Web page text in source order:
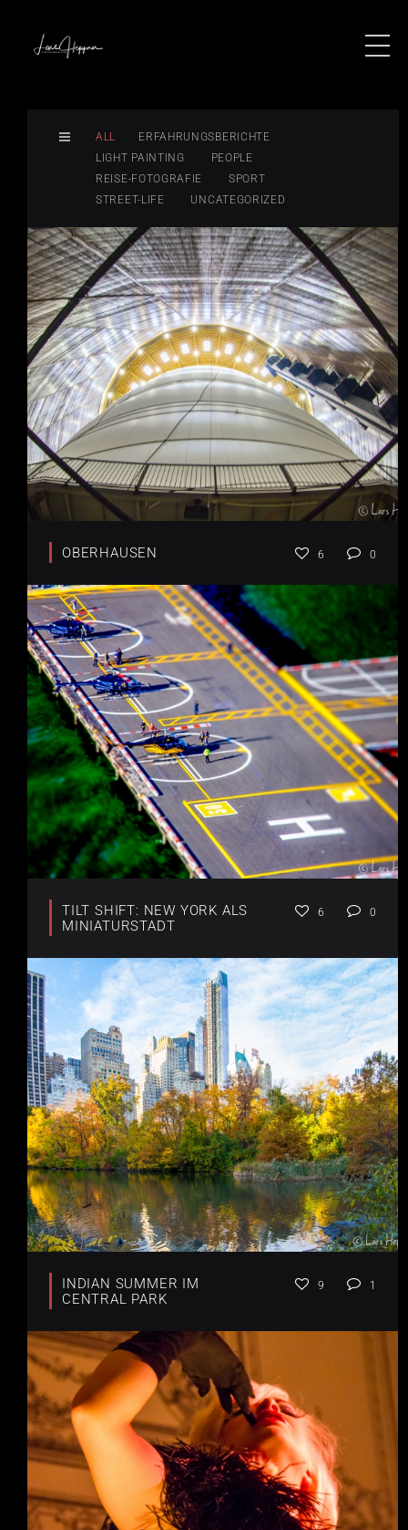
ALL
ERFAHRUNGSBERICHTE
LIGHT PAINTING
PEOPLE
REISE-FOTOGRAFIE
SPORT
STREET-LIFE
UNCATEGORIZED
OBERHAUSEN 6 0
TILT SHIFT: NEW YORK ALS
MINIATURSTADT
6 0
INDIAN SUMMER IM
CENTRAL PARK
9 1